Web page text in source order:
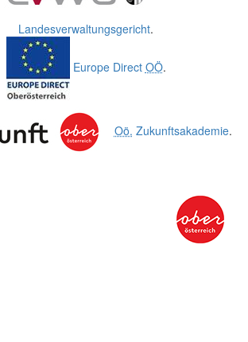
Landesverwaltungsgericht.
Europe Direct OÖ.
Oö. Zukunftsakademie.